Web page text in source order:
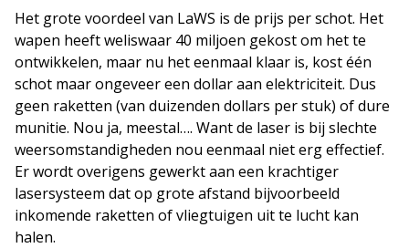
Het grote voordeel van LaWS is de prijs per schot. Het
wapen heeft weliswaar 40 miljoen gekost om het te
ontwikkelen, maar nu het eenmaal klaar is, kost één
schot maar ongeveer een dollar aan elektriciteit. Dus
geen raketten (van duizenden dollars per stuk) of dure
munitie. Nou ja, meestal…. Want de laser is bij slechte
weersomstandigheden nou eenmaal niet erg effectief.
Er wordt overigens gewerkt aan een krachtiger
lasersysteem dat op grote afstand bijvoorbeeld
inkomende raketten of vliegtuigen uit te lucht kan
halen.